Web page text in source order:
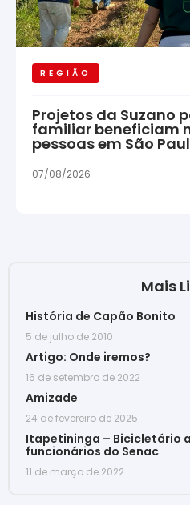
REGIÃO
Projetos da Suzano
familiar beneficiam
pessoas em São
07/08/2026
Mais
História de Capão Bonito
5 de julho de 2010
Artigo: Onde iremos?
16 de setembro de 2022
Amizade
24 de fevereiro de 2025
Itapetininga – Bicicletário
funcionários do Senac
11 de março de 2022